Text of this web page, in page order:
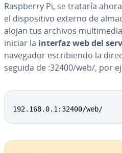
Raspberry Pi, se trataría
el di­s­po­si­ti­vo externo de
alojan tus archivos
iniciar la interfaz web del
navegador es­cri­bie­n­do la
seguida de :32400/web/, por
192.168.0.1:32400/web/